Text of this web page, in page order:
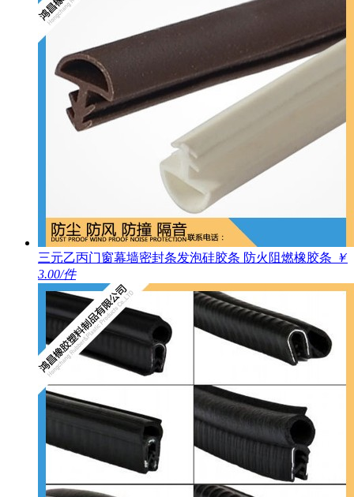
三元乙丙门窗幕墙密封条发泡硅胶条 防火阻燃橡胶条 ￥
3.00/件